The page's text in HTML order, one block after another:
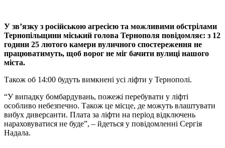
У зв’язку з російською агресією та можливими обстрілами
Тернопільщини міський голова Тернополя повідомляє: з 12
години 25 лютого камери вуличного спостереження не
працюватимуть, щоб ворог не міг бачити вулиці нашого
міста.
Також об 14:00 будуть вимкнені усі ліфти у Тернополі.
“У випадку бомбардувань, пожежі перебувати у ліфті
особливо небезпечно. Також це місце, де можуть влаштувати
вибух диверсанти. Плата за ліфти на період відключень
нараховуватися не буде”, – йдеться у повідомленні Сергія
Надала.